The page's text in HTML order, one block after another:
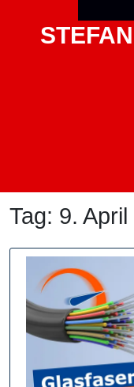
Tag: 9.